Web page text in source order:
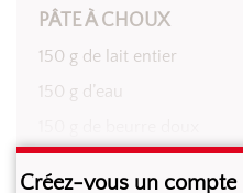
PÂTE À CHOUX
150 g de lait entier
150 g d’eau
Créez-vous un